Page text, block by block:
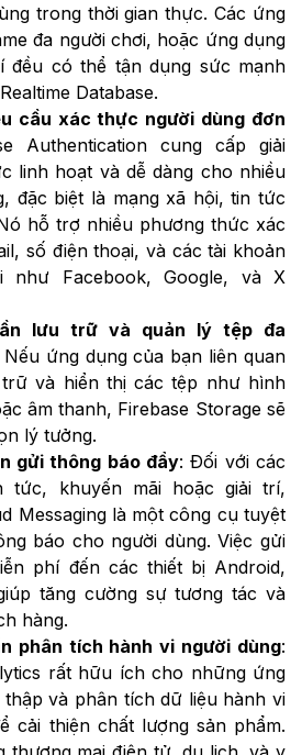
trong thời gian thực. Các ứng
đa người chơi, hoặc ứng dụng
đều có thể tận dụng sức mạnh
Database.
cầu xác thực người dùng đơn
Authentication cung cấp giải
linh hoạt và dễ dàng cho nhiều
đặc biệt là mạng xã hội, tin tức
hỗ trợ nhiều phương thức xác
số điện thoại, và các tài khoản
như Facebook, Google, và X
lưu trữ và quản lý tệp đa
Nếu ứng dụng của bạn liên quan
và hiển thị các tệp như hình
âm thanh, Firebase Storage sẽ
lý tưởng.
gửi thông báo đẩy: Đối với các
tức, khuyến mãi hoặc giải trí,
Messaging là một công cụ tuyệt
báo cho người dùng. Việc gửi
phí đến các thiết bị Android,
tăng cường sự tương tác và
hàng.
phân tích hành vi người dùng:
rất hữu ích cho những ứng
và phân tích dữ liệu hành vi
cải thiện chất lượng sản phẩm.